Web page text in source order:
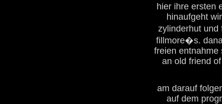
hier ihre ersten
hinaufgeht
zylinderhut
fillmore�s.
freien entnahme
an old friend
am darauf
auf dem